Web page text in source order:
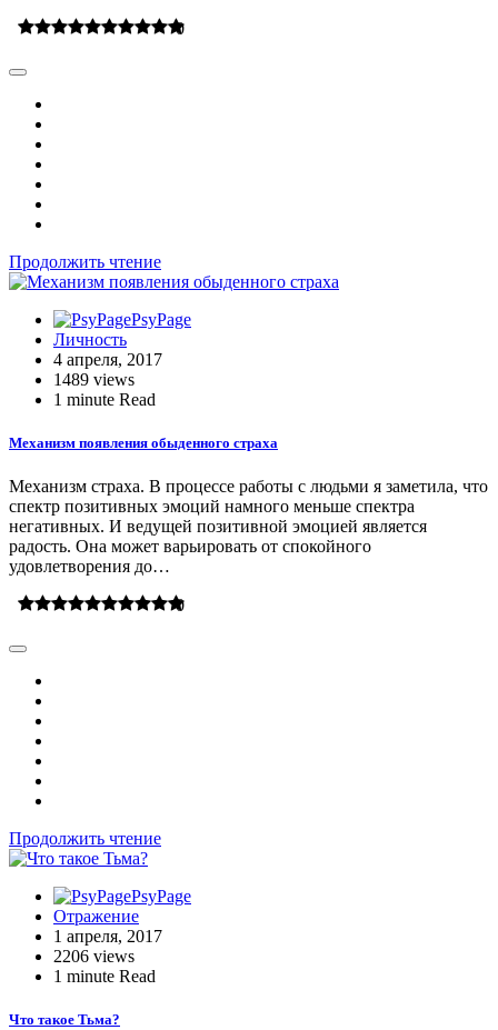
0
Продолжить чтение
PsyPage
Личность
4 апреля, 2017
1489 views
1 minute Read
Механизм появления обыденного страха
Механизм страха. В процессе работы с людьми я заметила, что
спектр позитивных эмоций намного меньше спектра
негативных. И ведущей позитивной эмоцией является
радость. Она может варьировать от спокойного
удовлетворения до…
0
Продолжить чтение
PsyPage
Отражение
1 апреля, 2017
2206 views
1 minute Read
Что такое Тьма?